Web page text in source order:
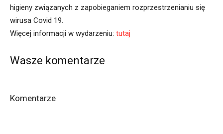
higieny związanych z zapobieganiem rozprzestrzenianiu się
wirusa Covid 19.
Więcej informacji w wydarzeniu: tutaj
Wasze komentarze
Komentarze